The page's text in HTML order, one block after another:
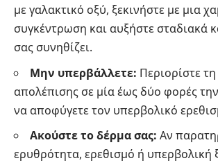
με γαλακτικό οξύ, ξεκινήστε με μια
συγκέντρωση και αυξήστε σταδιακά
σας συνηθίζει.
Μην υπερβάλλετε: Περιορίστε
απολέπισης σε μία έως δύο φορές
να αποφύγετε τον υπερβολικό
Ακούστε το δέρμα σας: Αν
ερυθρότητα, ερεθισμό ή υπερβολική